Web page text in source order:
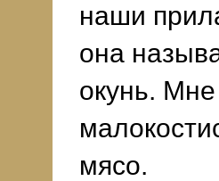
наши
она
окунь. Мне
мясо.